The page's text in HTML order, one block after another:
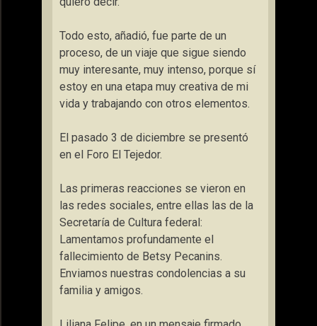
Todo esto, añadió, fue parte de un
proceso, de un viaje que sigue siendo
muy interesante, muy intenso, porque sí
estoy en una etapa muy creativa de mi
vida y trabajando con otros elementos.
El pasado 3 de diciembre se presentó
en el Foro El Tejedor.
Las primeras reacciones se vieron en
las redes sociales, entre ellas las de la
Secretaría de Cultura federal:
Lamentamos profundamente el
fallecimiento de Betsy Pecanins.
Enviamos nuestras condolencias a su
familia y amigos.